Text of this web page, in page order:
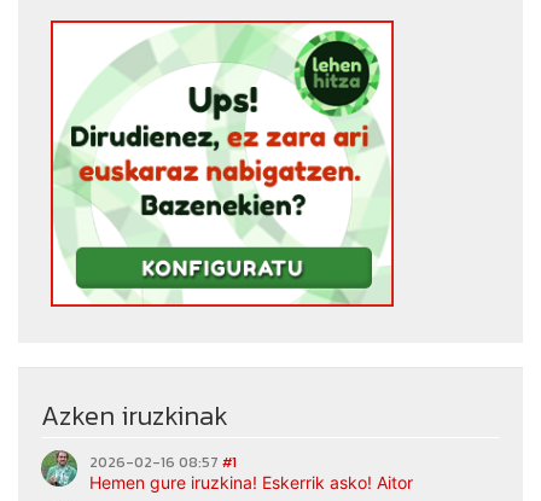
Azken iruzkinak
2026-02-16 08:57 #1
Hemen gure iruzkina! Eskerrik asko! Aitor